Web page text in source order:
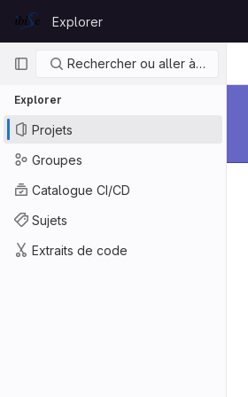
GitLab
Explorer
Navigation principale
Rechercher ou aller à…
Explorer
Projets
Groupes
Catalogue CI/CD
Sujets
Extraits de code